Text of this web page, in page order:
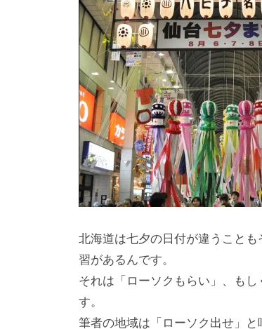
北海道は七夕の日付が違うこと
習があるんです。
それは「ローソクもらい」、も
す。
筆者の地域は「ローソク出せ」